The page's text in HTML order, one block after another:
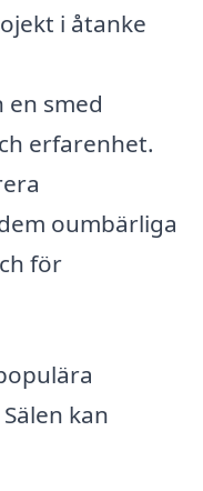
i åtanke
smed
erfarenhet.
oumbärliga
för
kan